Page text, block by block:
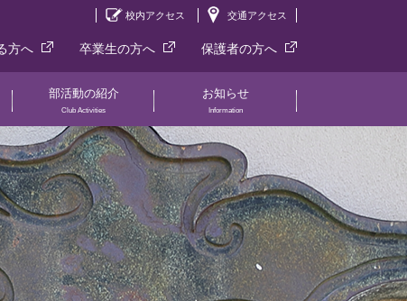
校内アクセス 交通アクセス
方へ 卒業生の方へ 保護者の方へ
部活動の紹介
Club Activities
お知らせ
Information